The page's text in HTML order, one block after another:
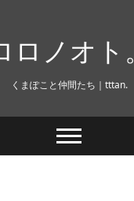
ロノオト。
くまぽこと仲間たち｜tttan.